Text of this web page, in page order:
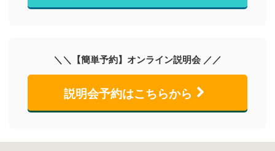
＼＼【簡単予約】オンライン説明会 ／／
説明会予約はこちらから